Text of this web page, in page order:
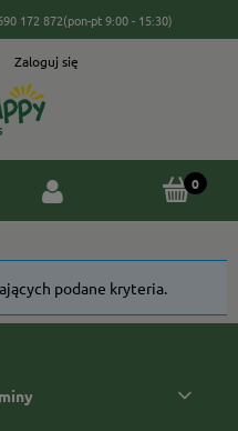
172 872(pon-pt 9:00 - 15:30)
Zaloguj się
podane kryteria.